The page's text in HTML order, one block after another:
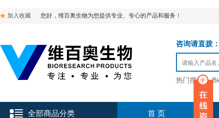
加入收藏 您好，维百奥生物为您提供专业、专心的产品和服务！
咨询请直拨
热门搜索：
全部商品分类 首 页